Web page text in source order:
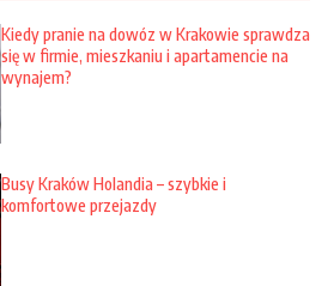
Kiedy pranie na dowóz w Krakowie sprawdza
się w firmie, mieszkaniu i apartamencie na
wynajem?
Busy Kraków Holandia – szybkie i
komfortowe przejazdy